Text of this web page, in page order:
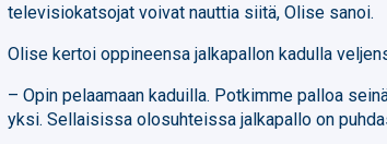
televisiokatsojat voivat nauttia siitä, Olise sanoi.
Olise kertoi oppineensa jalkapallon kadulla
– Opin pelaamaan kaduilla. Potkimme palloa
yksi. Sellaisissa olosuhteissa jalkapallo on